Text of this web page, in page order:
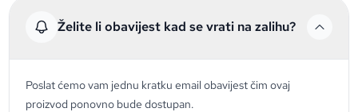
Želite li obavijest kad se vrati na zalihu?
Poslat ćemo vam jednu kratku email obavijest čim ovaj
proizvod ponovno bude dostupan.